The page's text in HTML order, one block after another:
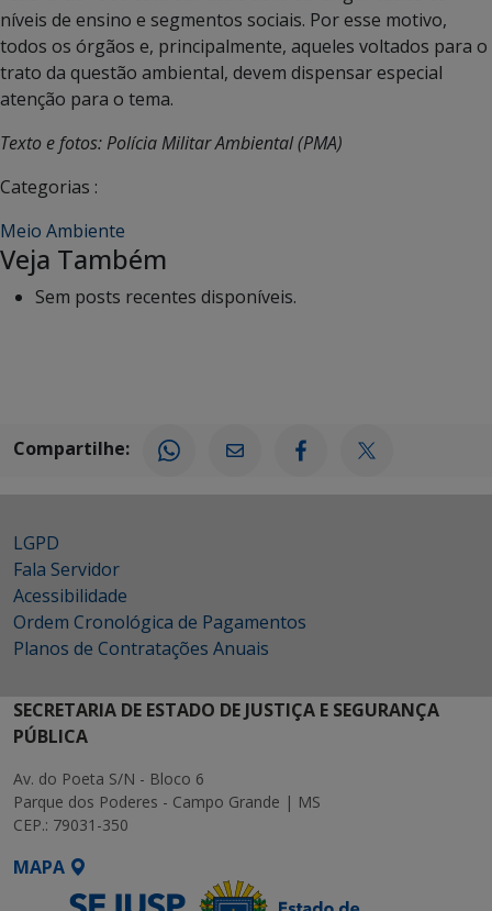
níveis de ensino e segmentos sociais. Por esse motivo,
todos os órgãos e, principalmente, aqueles voltados para o
trato da questão ambiental, devem dispensar especial
atenção para o tema.
Texto e fotos: Polícia Militar Ambiental (PMA)
Categorias :
Meio Ambiente
Veja Também
Sem posts recentes disponíveis.
Compartilhe:
LGPD
Fala Servidor
Acessibilidade
Ordem Cronológica de Pagamentos
Planos de Contratações Anuais
SECRETARIA DE ESTADO DE JUSTIÇA E SEGURANÇA
PÚBLICA
Av. do Poeta S/N - Bloco 6
Parque dos Poderes - Campo Grande | MS
CEP.: 79031-350
MAPA